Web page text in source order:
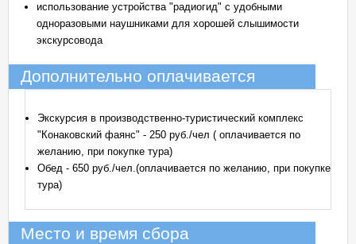
использование устройства "радиогид" с удобными
одноразовыми наушниками для хорошей слышимости
экскурсовода
Дополнительно оплачивается
Экскурсия в производственно-туристический комплекс
"Конаковский фаянс" - 250 руб./чел ( оплачивается по
желанию, при покупке тура)
Обед - 650 руб./чел.(оплачивается по желанию, при покупке
тура)
Место и время сбора